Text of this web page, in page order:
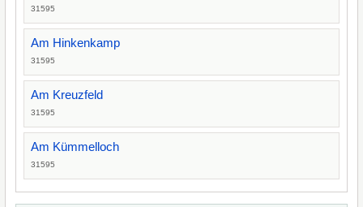
31595
Am Hinkenkamp
31595
Am Kreuzfeld
31595
Am Kümmelloch
31595